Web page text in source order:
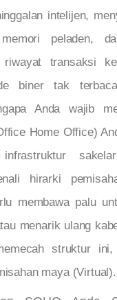
intelijen,
peladen,
transaksi
biner tak
Anda wajib
Home Office)
infrastruktur
hirarki
membawa palu
menarik ulang
struktur
maya (Virtual).